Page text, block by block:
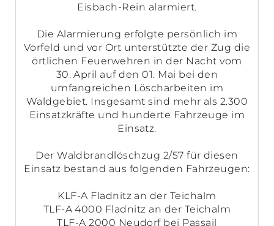
Eisbach-Rein alarmiert.
Die Alarmierung erfolgte persönlich im
Vorfeld und vor Ort unterstützte der Zug die
örtlichen Feuerwehren in der Nacht vom
30. April auf den 01. Mai bei den
umfangreichen Löscharbeiten im
Waldgebiet. Insgesamt sind mehr als 2.300
Einsatzkräfte und hunderte Fahrzeuge im
Einsatz.
Der Waldbrandlöschzug 2/57 für diesen
Einsatz bestand aus folgenden Fahrzeugen:
KLF-A Fladnitz an der Teichalm
TLF-A 4000 Fladnitz an der Teichalm
TLF-A 2000 Neudorf bei Passail